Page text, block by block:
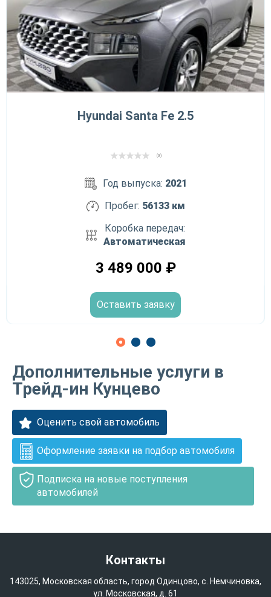
Hyundai Santa Fe 2.5
(0)
Год выпуска: 2021
Пробег: 56133 км
Коробка передач:
Автоматическая
3 489 000 ₽
Оставить заявку
Дополнительные услуги в
Трейд-ин Кунцево
Оценить свой автомобиль
Оформление заявки на подбор автомобиля
Подписка на новые поступления
автомобилей
Контакты
143025, Московская область, город Одинцово, с. Немчиновка,
ул. Московская, д. 61